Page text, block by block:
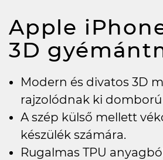
Apple
3D
Modern és divatos 3D
rajzolódnak ki
A szép külső mellett
készülék számára.
Rugalmas TPU